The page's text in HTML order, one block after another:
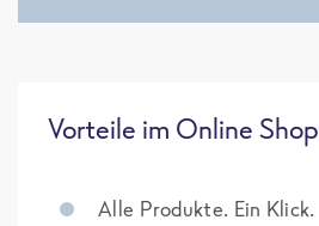
Vorteile im Online Shop
Alle Produkte. Ein Klick.